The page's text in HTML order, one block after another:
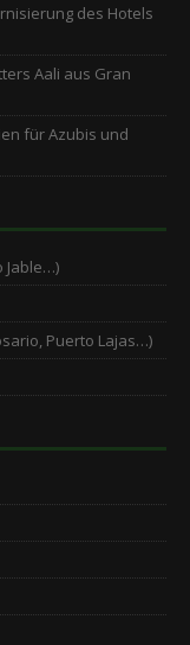
des Hotels
Aali aus Gran
für Azubis und
Jable…)
Puerto Lajas…)